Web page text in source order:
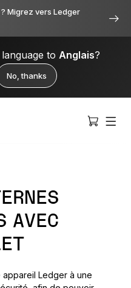
Migrez vers Ledger
to Anglais?
No, thanks
AVEC
Ledger à une